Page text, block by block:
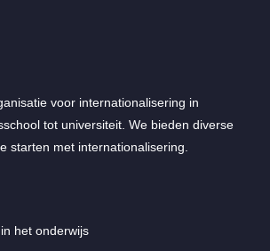
voor internationalisering in
tot universiteit. We bieden diverse
starten met internationalisering.
het onderwijs